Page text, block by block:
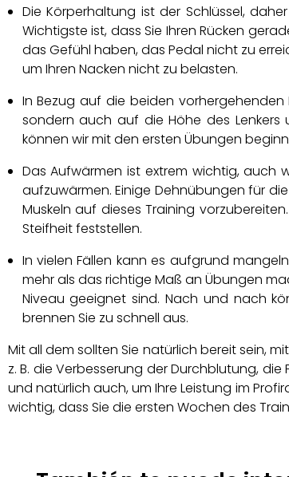
Die Körperhaltung ist der Schlüssel,
Wichtigste ist, dass Sie Ihren Rücken
das Gefühl haben, das Pedal nicht zu
um Ihren Nacken nicht zu belasten.
In Bezug auf die beiden
sondern auch auf die Höhe des
können wir mit den ersten Übungen
Das Aufwärmen ist extrem wichtig, auch
aufzuwärmen. Einige Dehnübungen für
Muskeln auf dieses Training
Steifheit feststellen.
In vielen Fällen kann es aufgrund
mehr als das richtige Maß an Übungen
Niveau geeignet sind. Nach und nach
brennen Sie zu schnell aus.
Mit all dem sollten Sie natürlich bereit sein,
z. B. die Verbesserung der Durchblutung,
und natürlich auch, um Ihre Leistung im
wichtig, dass Sie die ersten Wochen des